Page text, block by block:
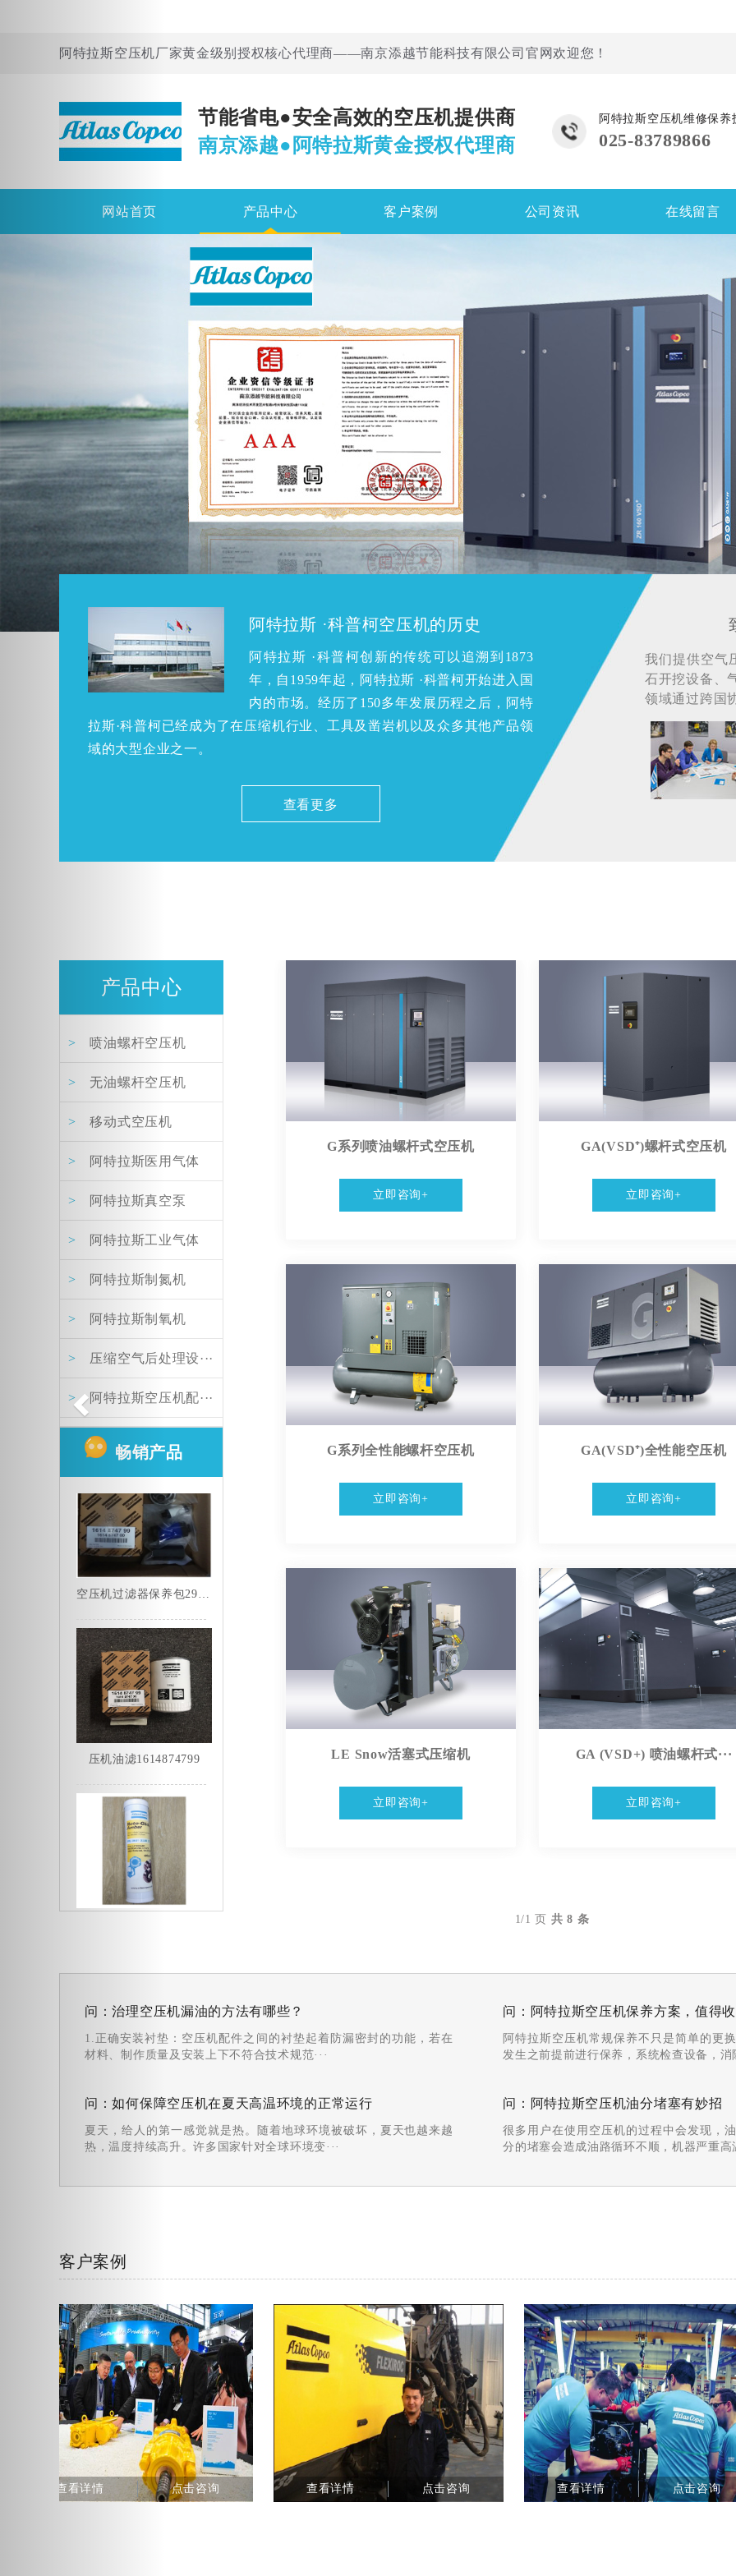
阿特拉斯空压机厂家黄金级别授权核心代理商——南京添越节能科技有限公司官网欢迎您！
节能省电●安全高效的空压机提供商
南京添越●阿特拉斯黄金授权代理商
阿特拉斯空压机维修保养
025-83789866
网站首页 产品中心 客户案例 公司资讯 在线留言
阿特拉斯 ·科普柯空压机的历史
阿特拉斯 ·科普柯创新的传统可以追溯到1873
年，自1959年起，阿特拉斯 ·科普柯开始进入国
内的市场。经历了150多年发展历程之后，阿特
拉斯·科普柯已经成为了在压缩机行业、工具及凿岩机以及众多其他产品领
域的大型企业之一。
查看更多
我们提供空气
石开挖设备、
领域通过跨国
产品中心
> 喷油螺杆空压机
> 无油螺杆空压机
>移动式空压机
> 阿特拉斯医用气体
> 阿特拉斯真空泵
> 阿特拉斯工业气体
> 阿特拉斯制氮机
> 阿特拉斯制氧机
> 压缩空气后处理设···
>阿特拉斯空压机配···
畅销产品
阿特拉斯空压机自动排水阀保养包
阿特拉斯最小压力阀保养包
压机油滤1614874799
阿特拉斯最小压力阀保养包
压机油滤1614874799
G系列喷油螺杆式空压机
立即咨询+
GA(VSD⁺)螺杆式空压机
立即咨询+
G系列全性能螺杆空压机
立即咨询+
GA(VSD⁺)全性能空压机
立即咨询+
LE Snow活塞式压缩机
立即咨询+
GA (VSD+) 喷油螺杆式···
立即咨询+
1/1 页 共8 条
问：治理空压机漏油的方法有哪些？
1.正确安装衬垫：空压机配件之间的衬垫起着防漏密封的功能，若在
材料、制作质量及安装上下不符合技术规范···
问：阿特拉斯空压机保养方案，值得
阿特拉斯空压机常规保养不只是简单的更
发生之前提前进行保养，系统检查设备，消
问：如何保障空压机在夏天高温环境的正常运行
夏天，给人的第一感觉就是热。随着地球环境被破坏，夏天也越来越
热，温度持续高升。许多国家针对全球环境变···
问：阿特拉斯空压机油分堵塞有妙招
很多用户在使用空压机的过程中会发现，
分的堵塞会造成油路循环不顺，机器严重高
客户案例
点击咨询 查看详情 点击咨询 查看详情 点击咨询